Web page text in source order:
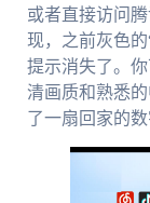
或者直接访问
现，之前灰色
提示消失了。
清画质和熟悉
了一扇回家的数